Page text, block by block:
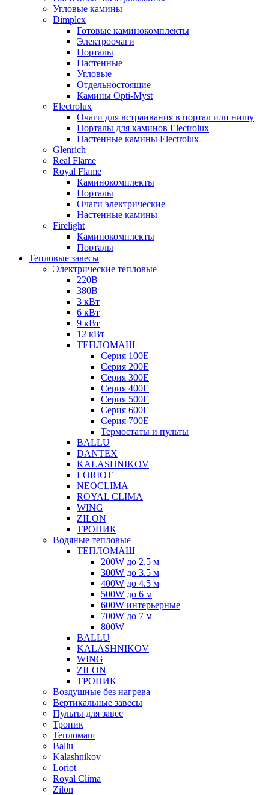
Угловые камины
Dimplex
Готовые каминокомплекты
Электроочаги
Порталы
Настенные
Угловые
Отдельностоящие
Камины Opti-Myst
Electrolux
Очаги для встраивания в портал или нишу
Порталы для каминов Electrolux
Настенные камины Electrolux
Glenrich
Rеal Flame
Royal Flame
Каминокомплекты
Порталы
Очаги электрические
Настенные камины
Firelight
Каминокомплекты
Порталы
Тепловые завесы
Электрические тепловые
220В
380В
3 кВт
6 кВт
9 кВт
12 кВт
ТЕПЛОМАШ
Серия 100E
Серия 200E
Серия 300E
Серия 400E
Серия 500E
Серия 600E
Серия 700E
Термостаты и пульты
BALLU
DANTEX
KALASHNIKOV
LORIOT
NEOCLIMA
ROYAL CLIMA
WING
ZILON
ТРОПИК
Водяные тепловые
ТЕПЛОМАШ
200W до 2.5 м
300W до 3.5 м
400W до 4.5 м
500W до 6 м
600W интерьерные
700W до 7 м
800W
BALLU
KALASHNIKOV
WING
ZILON
ТРОПИК
Воздушные без нагрева
Вертикальные завесы
Пульты для завес
Тропик
Тепломаш
Ballu
Kalashnikov
Loriot
Royal Clima
Zilon